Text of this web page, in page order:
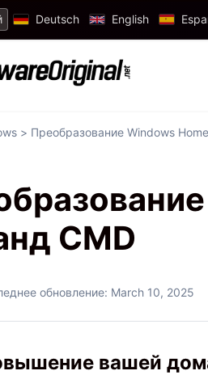
Deutsch English
> Преобразование Windows
CMD
обновление: March 10, 2025
вашей